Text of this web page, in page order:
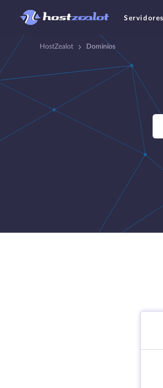
HostZealot Dominios